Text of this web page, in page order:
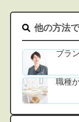
他の方法
ブラ
職種